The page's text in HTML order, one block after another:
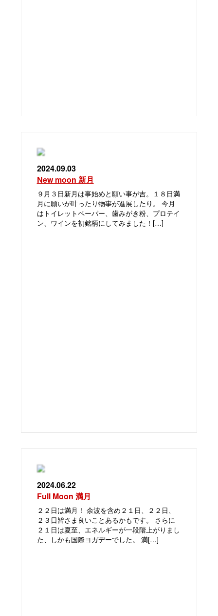
2024.09.03
New moon 新月
９月３日新月は事始めと願い事が吉。１８日満
月に願いが叶ったり物事が進展したり。 今月
はトイレットペーパー、歯みがき粉、プロテイ
ン、ワインを初銘柄にしてみました！[…]
2024.06.22
Full Moon 満月
２２日は満月！ 余波を含め２１日、２２日、
２３日皆さま良いことあるかもです。 さらに
２１日は夏至、エネルギーが一段階上がりまし
た、しかも国際ヨガデーでした。 満[…]